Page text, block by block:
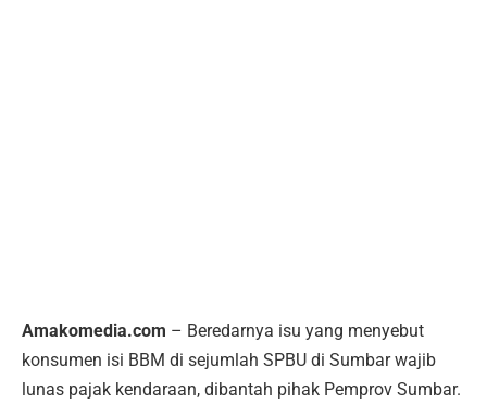
Amakomedia.com – Beredarnya isu yang menyebut
konsumen isi BBM di sejumlah SPBU di Sumbar wajib
lunas pajak kendaraan, dibantah pihak Pemprov Sumbar.